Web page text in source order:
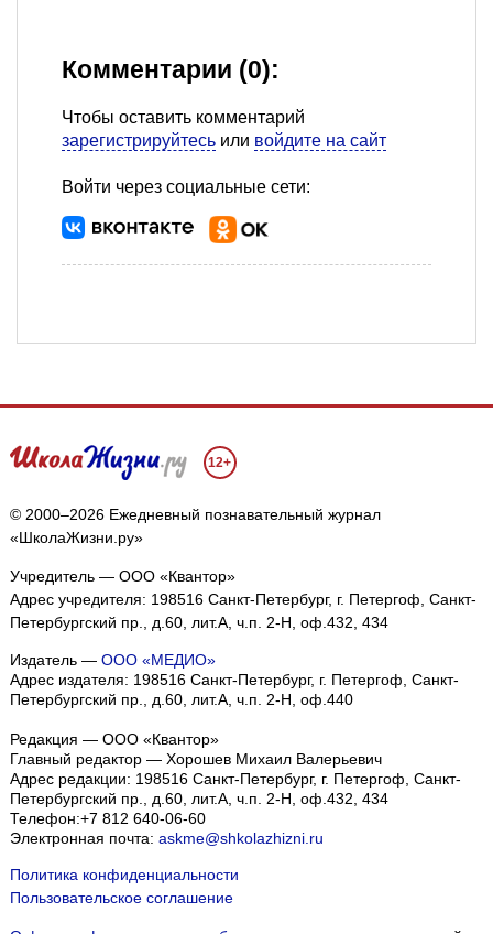
Комментарии (0):
Чтобы оставить комментарий
зарегистрируйтесь или войдите на сайт
Войти через социальные сети:
12+
© 2000–2026 Ежедневный познавательный журнал
«ШколаЖизни.ру»
Учредитель — ООО «Квантор»
Адрес учредителя: 198516 Санкт-Петербург, г. Петергоф, Санкт-
Петербургский пр., д.60, лит.А, ч.п. 2-Н, оф.432, 434
Издатель — ООО «МЕДИО»
Адрес издателя: 198516 Санкт-Петербург, г. Петергоф, Санкт-
Петербургский пр., д.60, лит.А, ч.п. 2-Н, оф.440
Редакция — ООО «Квантор»
Главный редактор — Хорошев Михаил Валерьевич
Адрес редакции: 198516 Санкт-Петербург, г. Петергоф, Санкт-
Петербургский пр., д.60, лит.А, ч.п. 2-Н, оф.432, 434
Телефон:+7 812 640-06-60
Электронная почта: askme@shkolazhizni.ru
Политика конфиденциальности
Пользовательское соглашение